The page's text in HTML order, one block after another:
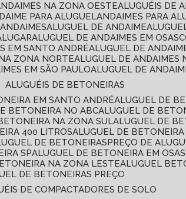
NA ZONA OESTE ALUGUÉIS DE
PARA ALUGUEL ANDAIMES PARA
ANDAIMES ALUGUEL DE ANDAIME
ALUGUEL DE ANDAIMES EM
EM SANTO ANDRÉ ALUGUEL DE
ZONA NORTE ALUGUEL DE
EM SÃO PAULO ALUGUEL DE
ALUGUÉIS DE BETONEIRAS
EM SANTO ANDRÉ ALUGUEL DE
BETONEIRA NO ABC ALUGUEL DE
NA ZONA SUL ALUGUEL DE
400 LITROS ALUGUEL DE
DE BETONEIRAS
PREÇO DE
SP ALUGUEL DE BETONEIRA EM
NA ZONA LESTE ALUGUEL
DE BETONEIRAS PREÇO
DE COMPACTADORES DE SOLO